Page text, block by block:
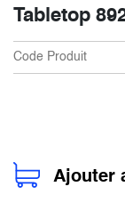
Tabletop
Code Produit
Ajouter